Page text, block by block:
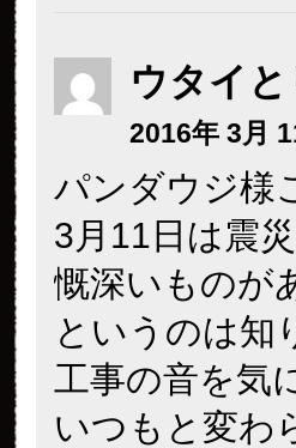
ウタイ
2016年 3月
パンダウジ様
3月11日は震
慨深いものが
というのは知
工事の音を気
いつもと変わ